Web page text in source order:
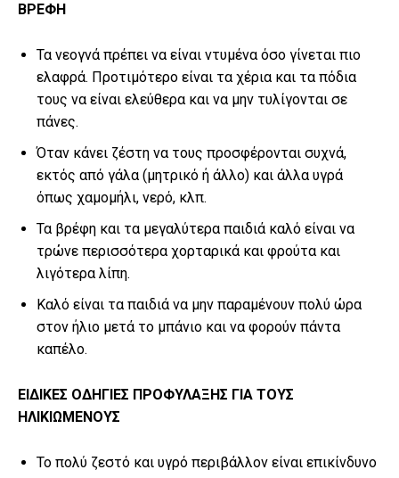
ΒΡΕΦΗ
Τα νεογνά πρέπει να είναι ντυμένα όσο γίνεται πιο
ελαφρά. Προτιμότερο είναι τα χέρια και τα πόδια
τους να είναι ελεύθερα και να μην τυλίγονται σε
πάνες.
Όταν κάνει ζέστη να τους προσφέρονται συχνά,
εκτός από γάλα (μητρικό ή άλλο) και άλλα υγρά
όπως χαμομήλι, νερό, κλπ.
Τα βρέφη και τα μεγαλύτερα παιδιά καλό είναι να
τρώνε περισσότερα χορταρικά και φρούτα και
λιγότερα λίπη.
Καλό είναι τα παιδιά να μην παραμένουν πολύ ώρα
στον ήλιο μετά το μπάνιο και να φορούν πάντα
καπέλο.
ΕΙΔΙΚΕΣ ΟΔΗΓΙΕΣ ΠΡΟΦΥΛΑΞΗΣ ΓΙΑ ΤΟΥΣ
ΗΛΙΚΙΩΜΕΝΟΥΣ
Το πολύ ζεστό και υγρό περιβάλλον είναι επικίνδυνο